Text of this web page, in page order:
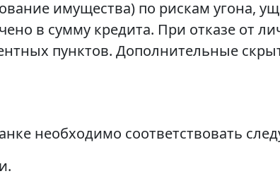
имущества) по рискам угона,
в сумму кредита. При отказе от
пунктов. Дополнительные
необходимо соответствовать